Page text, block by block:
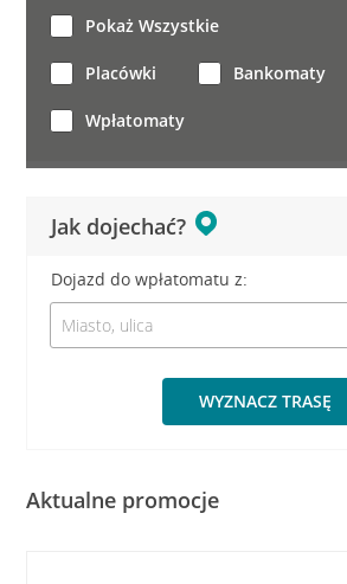
Jak dojechać?
Dojazd do wpłatomatu z:
WYZNACZ TRASĘ
Pokaż Wszystkie
Placówki Bankomaty
Wpłatomaty
Aktualne promocje